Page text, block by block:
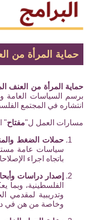
حماية المرأة من
حماية المرأة من العنف
برسم السياسات العامة
انتشاره في المجتمع
مسارات العمل ل"مفتاح"
حملات الضغط
سياسات عامة
باتجاه اجراء
إصدار دراسات
الفلسطينية،
وتدريبية لمقدمي
وخاصة من هن في